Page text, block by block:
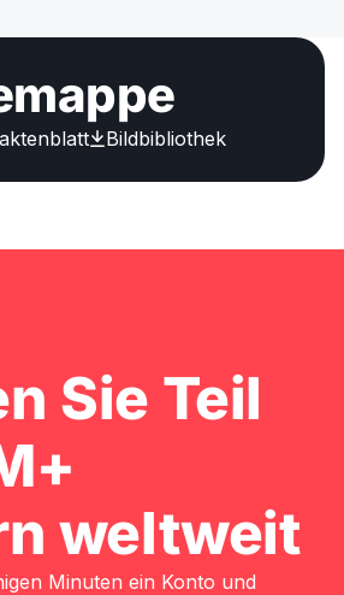
Bildbibliothek
Sie Teil
weltweit
Minuten ein Konto und